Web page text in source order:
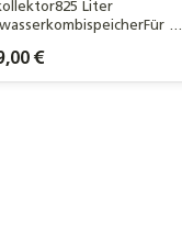
Liter
4-
Preis:
€